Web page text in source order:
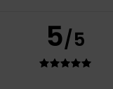
5/5